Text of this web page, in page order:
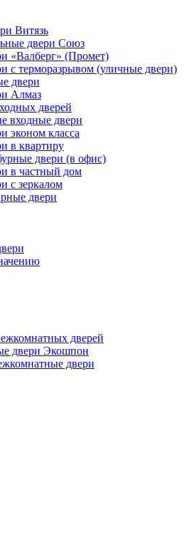
Витязь
двери Союз
«Валберг» (Промет)
с терморазрывом (уличные двери)
двери
Алмаз
дверей
входные двери
эконом класса
в квартиру
двери (в офис)
в частный дом
с зеркалом
двери
дверей
двери Экошпон
двери